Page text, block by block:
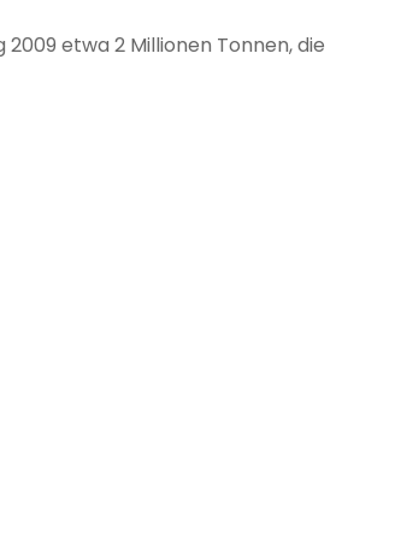
etwa 2 Millionen Tonnen, die